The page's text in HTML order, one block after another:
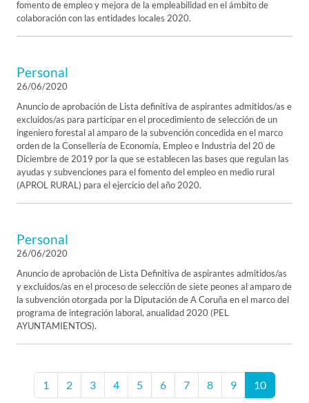
fomento de empleo y mejora de la empleabilidad en el ámbito de
colaboración con las entidades locales 2020.
Personal
26/06/2020
Anuncio de aprobación de Lista definitiva de aspirantes admitidos/as e
excluidos/as para participar en el procedimiento de selección de un
ingeniero forestal al amparo de la subvención concedida en el marco
orden de la Consellería de Economía, Empleo e Industria del 20 de
Diciembre de 2019 por la que se establecen las bases que regulan las
ayudas y subvenciones para el fomento del empleo en medio rural
(APROL RURAL) para el ejercicio del año 2020.
Personal
26/06/2020
Anuncio de aprobación de Lista Definitiva de aspirantes admitidos/as
y excluidos/as en el proceso de selección de siete peones al amparo de
la subvención otorgada por la Diputación de A Coruña en el marco del
programa de integración laboral, anualidad 2020 (PEL
AYUNTAMIENTOS).
1 2 3 4 5 6 7 8 9 10